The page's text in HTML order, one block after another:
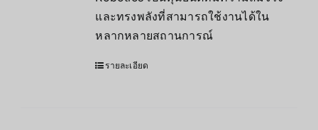
และทรงพลังที่สามารถใช้งานได้ใน
หลากหลายสถานการณ์
รายละเอียด